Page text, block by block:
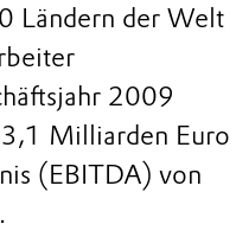
Ländern der Welt
2009
Milliarden Euro
(EBITDA) von